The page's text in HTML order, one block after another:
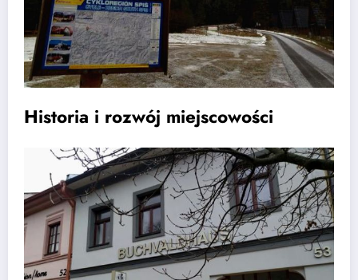
Historia i rozwój miejscowości